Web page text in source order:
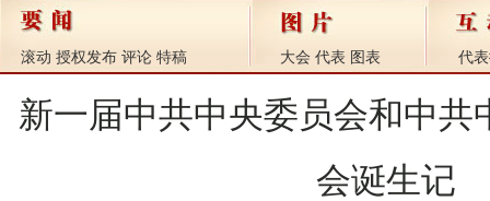
滚动 授权发布 评论 特稿 大会 代表 图表 代
新一届中共中央委员会和中共
会诞生记